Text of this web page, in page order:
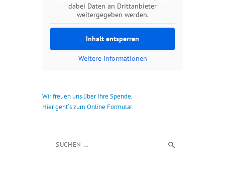
dabei Daten an Drittanbieter
weitergegeben werden.
Inhalt entsperren
Weitere Informationen
Wir freuen uns über Ihre Spende.
Hier geht´s zum Online Formular.